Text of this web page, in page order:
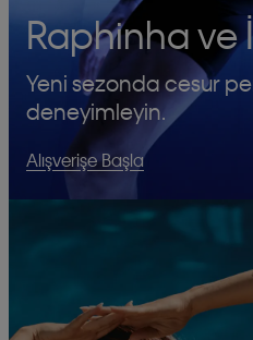
Raphinha ve
Yeni sezonda cesur
deneyimleyin.
Alışverişe Başla